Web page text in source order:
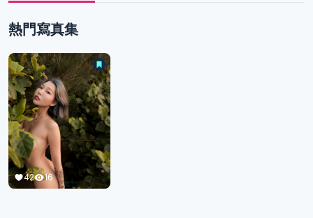
熱門寫真集
42 16